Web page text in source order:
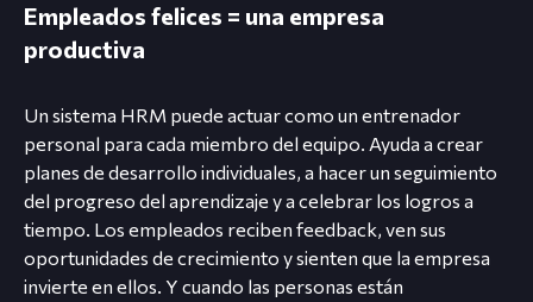
Empleados felices = una empresa
productiva
Un sistema HRM puede actuar como un entrenador
personal para cada miembro del equipo. Ayuda a crear
planes de desarrollo individuales, a hacer un seguimiento
del progreso del aprendizaje y a celebrar los logros a
tiempo. Los empleados reciben feedback, ven sus
oportunidades de crecimiento y sienten que la empresa
invierte en ellos. Y cuando las personas están